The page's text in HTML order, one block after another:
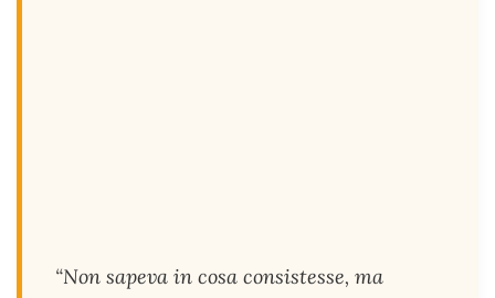
“Non sapeva in cosa consistesse, ma